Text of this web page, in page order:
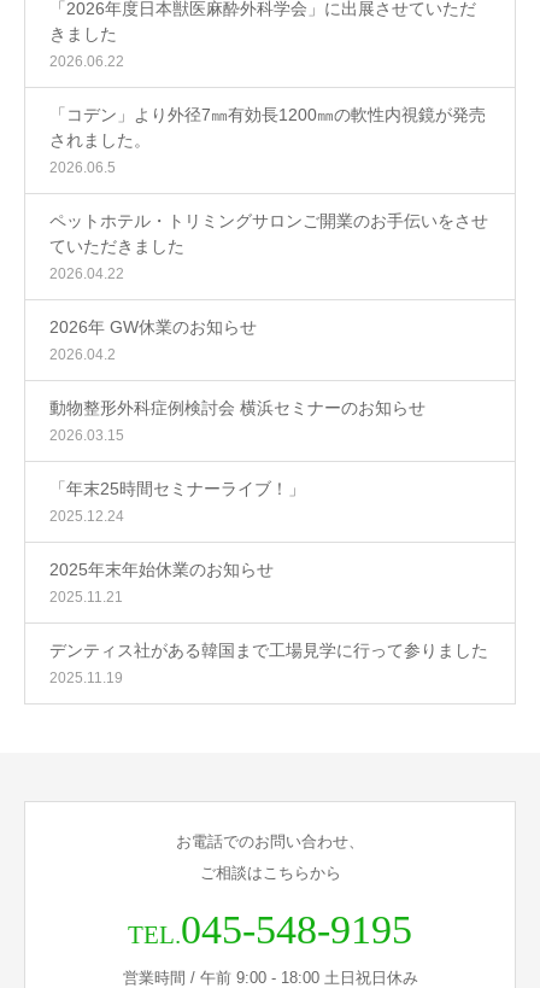
「2026年度日本獣医麻酔外科学会」に出展させていただ
きました
2026.06.22
「コデン」より外径7㎜有効長1200㎜の軟性内視鏡が発売
されました。
2026.06.5
ペットホテル・トリミングサロンご開業のお手伝いをさせ
ていただきました
2026.04.22
2026年 GW休業のお知らせ
2026.04.2
動物整形外科症例検討会 横浜セミナーのお知らせ
2026.03.15
「年末25時間セミナーライブ！」
2025.12.24
2025年末年始休業のお知らせ
2025.11.21
デンティス社がある韓国まで工場見学に行って参りました
2025.11.19
お電話でのお問い合わせ、
ご相談はこちらから
TEL.045-548-9195
営業時間 / 午前 9:00 - 18:00 土日祝日休み